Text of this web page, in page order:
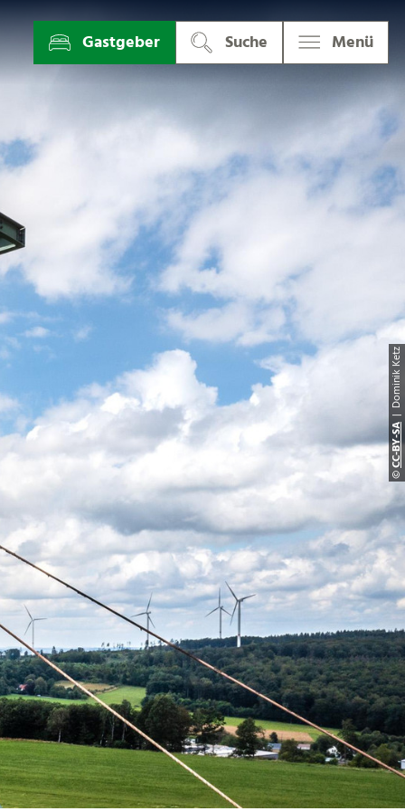
Gastgeber Suche Menü
©
CC-BY-SA
| Dominik Ketz